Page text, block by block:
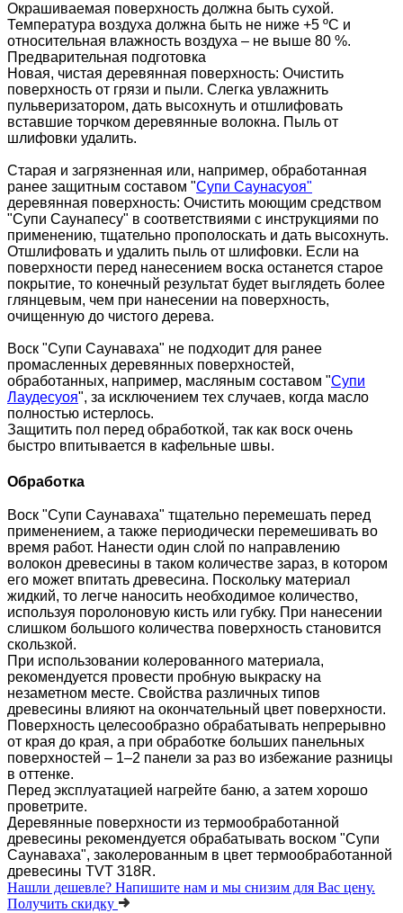
Окрашиваемая поверхность должна быть сухой.
Температура воздуха должна быть не ниже +5 ºС и
относительная влажность воздуха – не выше 80 %.
Предварительная подготовка
Новая, чистая деревянная поверхность: Очистить
поверхность от грязи и пыли. Слегка увлажнить
пульверизатором, дать высохнуть и отшлифовать
вставшие торчком деревянные волокна. Пыль от
шлифовки удалить.
Старая и загрязненная или, например, обработанная
ранее защитным составом "Супи Саунасуоя"
деревянная поверхность: Очистить моющим средством
"Супи Саунапесу" в соответствиями с инструкциями по
применению, тщательно прополоскать и дать высохнуть.
Отшлифовать и удалить пыль от шлифовки. Если на
поверхности перед нанесением воска останется старое
покрытие, то конечный результат будет выглядеть более
глянцевым, чем при нанесении на поверхность,
очищенную до чистого дерева.
Воск "Супи Саунаваха" не подходит для ранее
промасленных деревянных поверхностей,
обработанных, например, масляным составом "Супи
Лаудесуоя", за исключением тех случаев, когда масло
полностью истерлось.
Защитить пол перед обработкой, так как воск очень
быстро впитывается в кафельные швы.
Обработка
Воск "Супи Саунаваха" тщательно перемешать перед
применением, а также периодически перемешивать во
время работ. Нанести один слой по направлению
волокон древесины в таком количестве зараз, в котором
его может впитать древесина. Поскольку материал
жидкий, то легче наносить необходимое количество,
используя поролоновую кисть или губку. При нанесении
слишком большого количества поверхность становится
скользкой.
При использовании колерованного материала,
рекомендуется провести пробную выкраску на
незаметном месте. Свойства различных типов
древесины влияют на окончательный цвет поверхности.
Поверхность целесообразно обрабатывать непрерывно
от края до края, а при обработке больших панельных
поверхностей – 1–2 панели за раз во избежание разницы
в оттенке.
Перед эксплуатацией нагрейте баню, а затем хорошо
проветрите.
Деревянные поверхности из термообработанной
древесины рекомендуется обрабатывать воском "Супи
Саунаваха", заколерованным в цвет термообработанной
древесины TVT 318R.
Нашли дешевле? Напишите нам и мы снизим для Вас цену.
Получить скидку